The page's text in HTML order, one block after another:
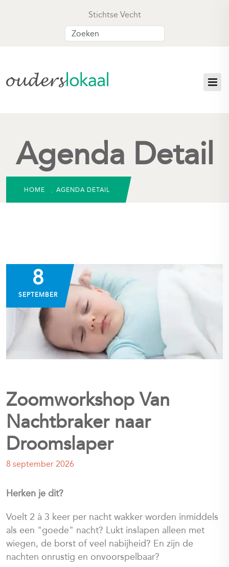
Stichtse Vecht
Agenda Detail
HOME AGENDA DETAIL
8
SEPTEMBER
Zoomworkshop Van
Nachtbraker naar
Droomslaper
8 september 2026
Herken je dit?
Voelt 2 à 3 keer per nacht wakker worden inmiddels
als een "goede" nacht? Lukt inslapen alleen met
wiegen, de borst of veel nabijheid? En zijn de
nachten onrustig en onvoorspelbaar?